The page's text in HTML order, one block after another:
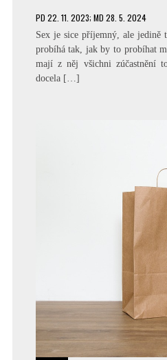
PD 22. 11. 2023; MD 28. 5. 2024
Sex je sice příjemný, ale jedině
probíhá tak, jak by to probíhat
mají z něj všichni zúčastnění
docela […]